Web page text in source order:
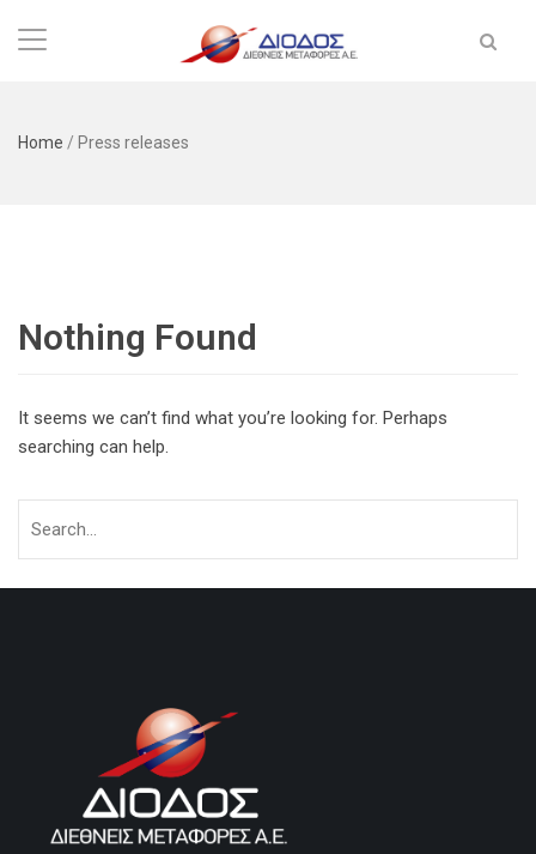
Home / Press releases
Nothing Found
It seems we can’t find what you’re looking for. Perhaps
searching can help.